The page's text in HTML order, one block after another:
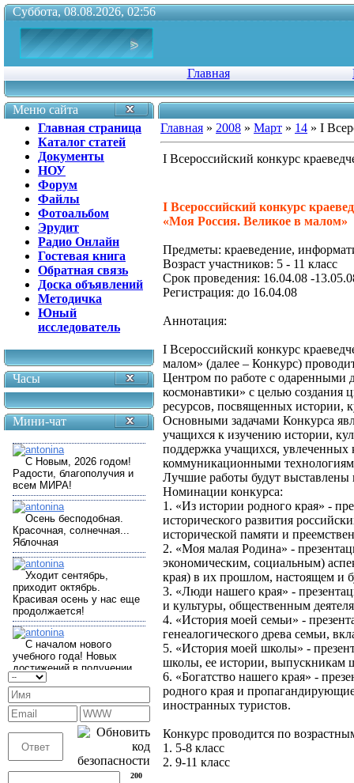
Суббота, 08.08.2026, 02:56
Главная
Меню сайта
Главная страница
Каталог статей
Документы
НОУ
Форум
Файлы
Фотоальбом
Эрудит
Радио Онлайн
Гостевая книга
Обратная связь
Доска объявлений
Методичка
Юный
исследователь
Часы
Мини-чат
200
Главная » 2008 » Март » 14 » I
I Всероссийский конкурс
I Всероссийский конкурс
«Моя Россия. Великое в малом»
Предметы: краеведение,
Возраст участников: 5 - 11 класс
Срок проведения: 16.04.08 -
Регистрация: до 16.04.08
Аннотация:
I Всероссийский конкурс
малом» (далее – Конкурс)
Центром по работе с одаренными
космонавтики» с целью создания
ресурсов, посвященных истории,
Основными задачами Конкурса
учащихся к изучению истории,
поддержка учащихся,
коммуникационными
Лучшие работы будут
Номинации конкурса:
1. «Из истории родного края» -
исторического развития
исторической памяти и
2. «Моя малая Родина» -
экономическим, социальным)
края) в их прошлом, настоящем и
3. «Люди нашего края» -
и культуры, общественным
4. «История моей семьи» -
генеалогического древа семьи,
5. «История моей школы» -
школы, ее истории, выпускникам
6. «Богатство нашего края» -
родного края и
иностранных туристов.
Конкурс проводится по
1. 5-8 класс
2. 9-11 класс